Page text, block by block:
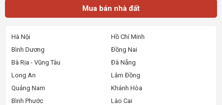
Mua bán nhà đất
Hà Nội
Hồ Chí Minh
Bình Dương
Đồng Nai
Bà Rịa - Vũng Tàu
Đà Nẵng
Long An
Lâm Đồng
Quảng Nam
Khánh Hòa
Bình Phước
Lào Cai